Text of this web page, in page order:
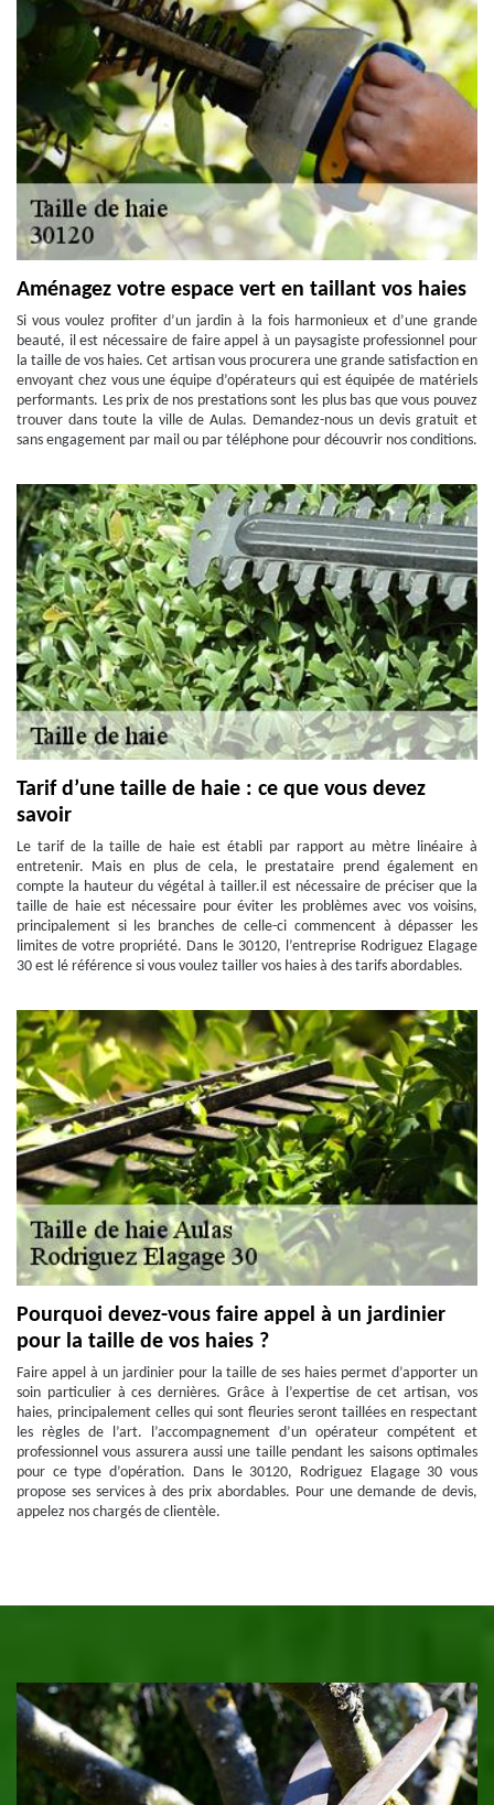
Aménagez votre espace vert en taillant vos haies
Si vous voulez profiter d’un jardin à la fois harmonieux et d’une grande
beauté, il est nécessaire de faire appel à un paysagiste professionnel pour
la taille de vos haies. Cet artisan vous procurera une grande satisfaction en
envoyant chez vous une équipe d’opérateurs qui est équipée de matériels
performants. Les prix de nos prestations sont les plus bas que vous pouvez
trouver dans toute la ville de Aulas. Demandez-nous un devis gratuit et
sans engagement par mail ou par téléphone pour découvrir nos conditions.
Tarif d’une taille de haie : ce que vous devez
savoir
Le tarif de la taille de haie est établi par rapport au mètre linéaire à
entretenir. Mais en plus de cela, le prestataire prend également en
compte la hauteur du végétal à tailler.il est nécessaire de préciser que la
taille de haie est nécessaire pour éviter les problèmes avec vos voisins,
principalement si les branches de celle-ci commencent à dépasser les
limites de votre propriété. Dans le 30120, l’entreprise Rodriguez Elagage
30 est lé référence si vous voulez tailler vos haies à des tarifs abordables.
Pourquoi devez-vous faire appel à un jardinier
pour la taille de vos haies ?
Faire appel à un jardinier pour la taille de ses haies permet d’apporter un
soin particulier à ces dernières. Grâce à l’expertise de cet artisan, vos
haies, principalement celles qui sont fleuries seront taillées en respectant
les règles de l’art. l’accompagnement d’un opérateur compétent et
professionnel vous assurera aussi une taille pendant les saisons optimales
pour ce type d’opération. Dans le 30120, Rodriguez Elagage 30 vous
propose ses services à des prix abordables. Pour une demande de devis,
appelez nos chargés de clientèle.